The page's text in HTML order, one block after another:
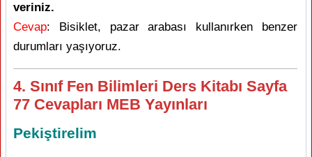
veriniz.
Cevap: Bisiklet, pazar arabası kullanırken benzer
durumları yaşıyoruz.
4. Sınıf Fen Bilimleri Ders Kitabı Sayfa
77 Cevapları MEB Yayınları
Pekiştirelim